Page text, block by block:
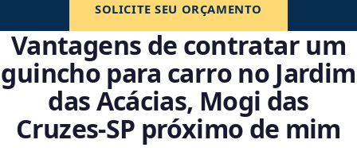
SOLICITE SEU ORÇAMENTO
Vantagens de contratar um
guincho para carro no Jardim
das Acácias, Mogi das
Cruzes‑SP próximo de mim